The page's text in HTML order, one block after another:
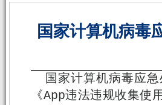
国家计算机病毒
国家计算机病毒应
《App违法违规收集